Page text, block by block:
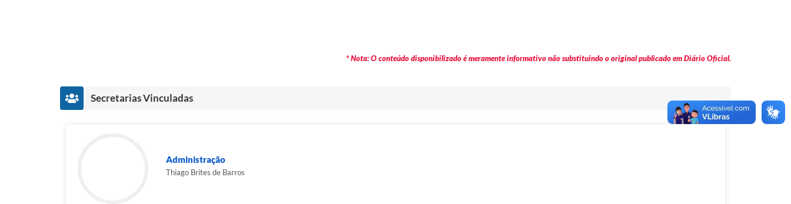
* Nota: O conteúdo disponibilizado é meramente informativo não substituindo o original publicado em Diário Oficial.
Secretarias Vinculadas
Administração
Thiago Brites de Barros